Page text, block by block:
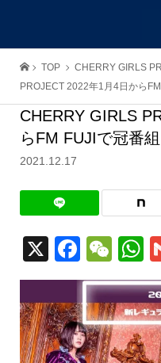
TOP CHERRY GIRLS
PROJECT 2022年1月4日から
CHERRY GIRLS
らFM FUJIで冠番
2021.12.17
X